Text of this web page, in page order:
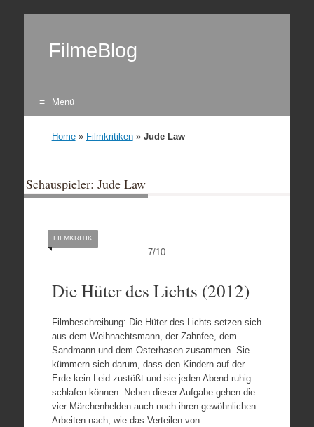
FilmeBlog
Menü
Home» Filmkritiken» Jude Law
Schauspieler: Jude Law
7/10
FILMKRITIK
Die Hüter des Lichts (2012)
Filmbeschreibung: Die Hüter des Lichts setzen sich
aus dem Weihnachtsmann, der Zahnfee, dem
Sandmann und dem Osterhasen zusammen. Sie
kümmern sich darum, dass den Kindern auf der
Erde kein Leid zustößt und sie jeden Abend ruhig
schlafen können. Neben dieser Aufgabe gehen die
vier Märchenhelden auch noch ihren gewöhnlichen
Arbeiten nach, wie das Verteilen von…